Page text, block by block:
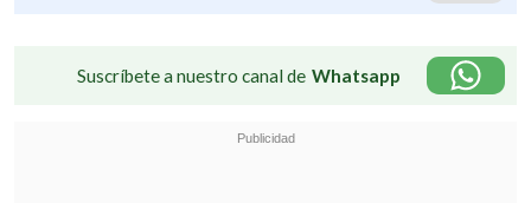
Suscríbete a nuestro canal de Whatsapp